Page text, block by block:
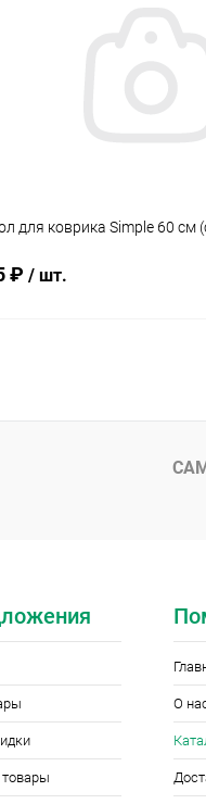
для коврика Simple 60 см
₽ / шт.
в 1 клик
О